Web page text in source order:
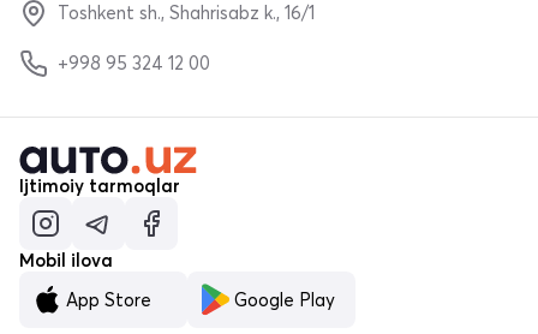
Toshkent sh., Shahrisabz k., 16/1
+998 95 324 12 00
Ijtimoiy tarmoqlar
Mobil ilova
App Store
Google Play